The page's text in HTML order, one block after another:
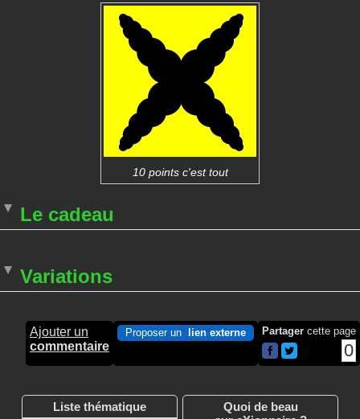
10 points c'est tout
Le cadeau
Variations
Ajouter un
commentaire
Proposer un lien externe Partager cette page
0
Liste thématique
Quoi de beau